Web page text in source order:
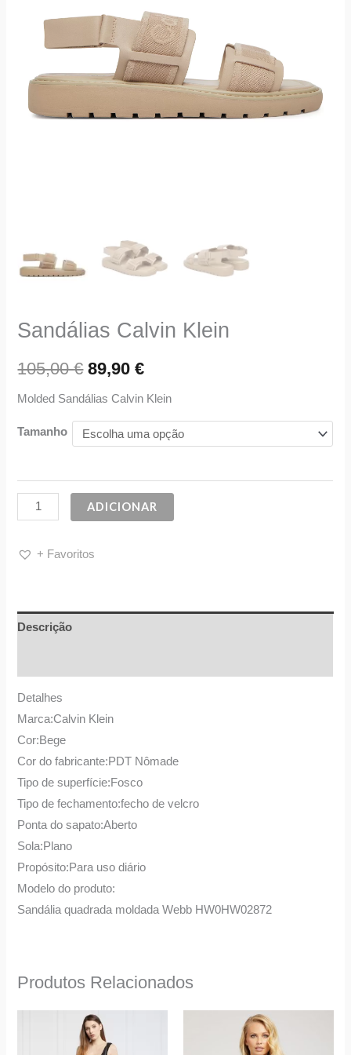
Sandálias Calvin Klein
105,00€ 89,90€
Molded Sandálias Calvin Klein
Tamanho
ADICIONAR
+ Favoritos
Descrição
Detalhes
Marca:Calvin Klein
Cor:Bege
Cor do fabricante:PDT Nômade
Tipo de superfície:Fosco
Tipo de fechamento:fecho de velcro
Ponta do sapato:Aberto
Sola:Plano
Propósito:Para uso diário
Modelo do produto:
Sandália quadrada moldada Webb HW0HW02872
Produtos Relacionados
preço
original
O
preço
atual
preço
original
O
preço
atual